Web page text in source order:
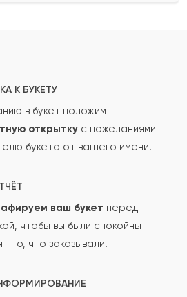
К БУКЕТУ
в букет положим
открытку с пожеланиями
букета от вашего имени.
ваш букет перед
чтобы вы были спокойны -
то, что заказывали.